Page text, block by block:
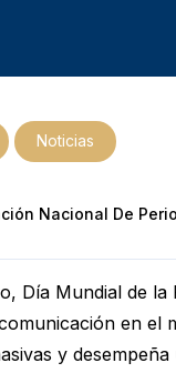
Noticias
Nacional De
Día Mundial de
en el
y